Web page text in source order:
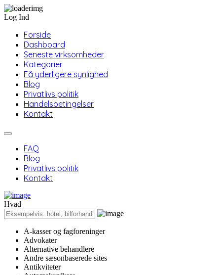
Log Ind
Forside
Dashboard
Seneste virksomheder
Kategorier
Få yderligere synlighed
Blog
Privatlivs politik
Handelsbetingelser
Kontakt
FAQ
Blog
Privatlivs politik
Kontakt
Hvad
A-kasser og fagforeninger
Advokater
Alternative behandlere
Andre sæsonbaserede sites
Antikviteter